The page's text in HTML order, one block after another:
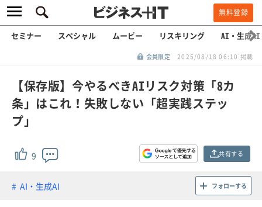
無料登録
セミナー スペシャル ムービー リスキリング AI・生成AI
会員限定 2025/08/18 06:10 掲載
【保存版】今やるべきAIリスク対策「8カ
条」はこれ！失敗しない「超実践ステッ
プ」
9 共有する
AI・生成AI フォローする